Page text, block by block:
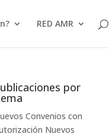
RED AMR
por
Convenios con
Nuevos